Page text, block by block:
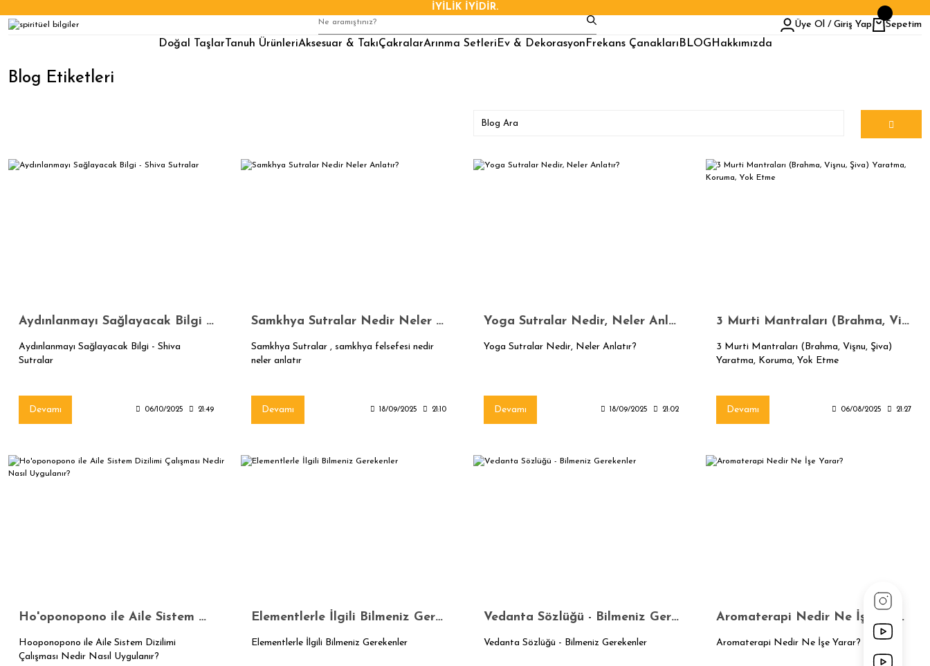
İYİLİK İYİDİR.
Üye Ol / Giriş Yap
Sepetim
Doğal Taşlar Tanuh ÜrünleriAksesuar & TakıÇakralarArınma Setleri Ev & Dekorasyon Frekans Çanakları BLOG Hakkımızda
Blog Etiketleri
Aydınlanmayı Sağlayacak Bilgi - Shiva Sutralar
Aydınlanmayı Sağlayacak Bilgi - Shiva
Sutralar
Devamı 06/10/2025 21:49
Samkhya Sutralar Nedir Neler Anlatır?
Samkhya Sutralar , samkhya felsefesi nedir
neler anlatır
Devamı 18/09/2025 21:10
Yoga Sutralar Nedir, Neler Anlatır?
Yoga Sutralar Nedir, Neler Anlatır?
Devamı 18/09/2025 21:02
3 Murti Mantraları (Brahma, Vişnu, Şiva) Yaratma, Koruma, Yok Etme
3 Murti Mantraları (Brahma, Vişnu, Şiva)
Yaratma, Koruma, Yok Etme
Devamı 06/08/2025 21:27
Ho'oponopono ile Aile Sistem Dizilimi Çalışması Nedir Nasıl Uygulanır?
Hooponopono ile Aile Sistem Dizilimi
Çalışması Nedir Nasıl Uygulanır?
Elementlerle İlgili Bilmeniz Gerekenler
Elementlerle İlgili Bilmeniz Gerekenler
Vedanta Sözlüğü - Bilmeniz Gerekenler
Vedanta Sözlüğü - Bilmeniz Gerekenler
Aromaterapi Nedir Ne İşe Yarar?
Aromaterapi Nedir Ne İşe Yarar?